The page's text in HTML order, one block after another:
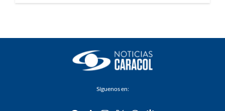
Síguenos en: